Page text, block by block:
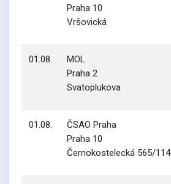
Praha 10
Vršovická
01.08.
MOL
Praha 2
Svatoplukova
01.08.
ČSAO Praha
Praha 10
Černokostelecká 565/114